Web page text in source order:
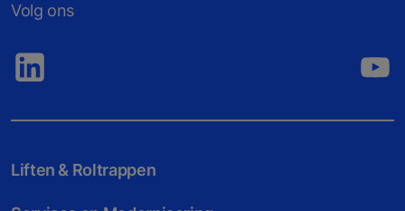
Volg ons
Liften & Roltrappen